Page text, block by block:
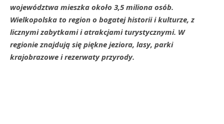
województwa mieszka około 3,5 miliona osób.
Wielkopolska to region o bogatej historii i kulturze, z
licznymi zabytkami i atrakcjami turystycznymi. W
regionie znajdują się piękne jeziora, lasy, parki
krajobrazowe i rezerwaty przyrody.